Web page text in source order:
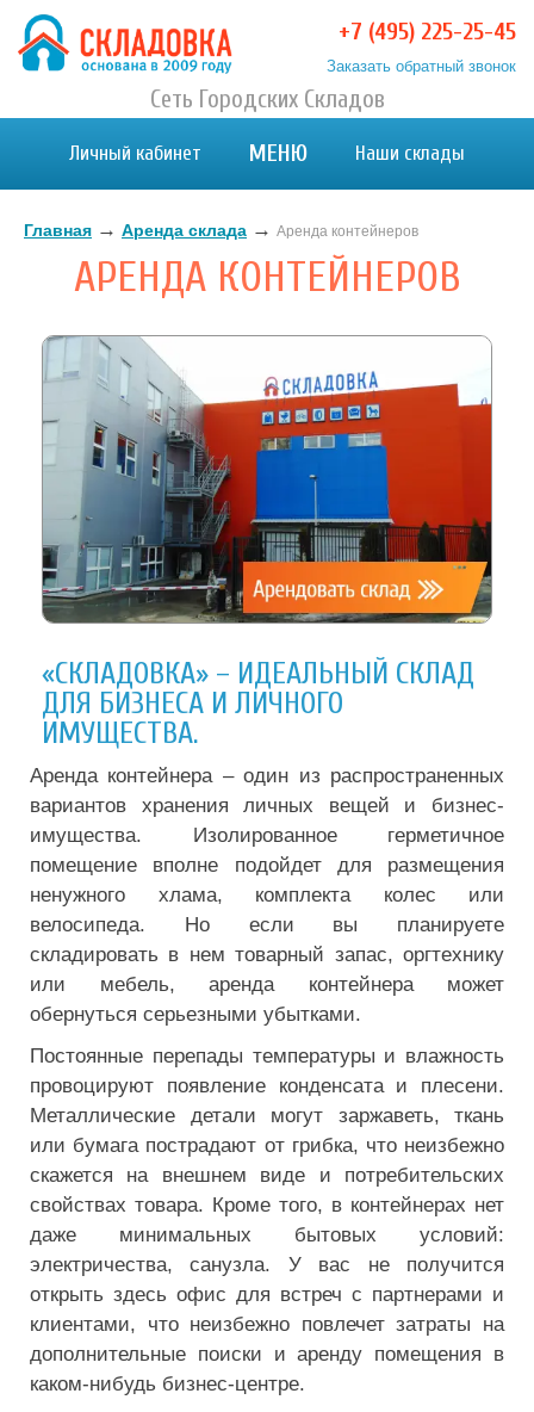
Хранение вещей в Москве и МО. Склад временного
Хранение вещей в Москве и МО. Склад временного хранения. Складовка
+7 (495) 225-25-45
Заказать обратный звонок
Сеть Городских Складов
Личный кабинет МЕНЮ Наши склады
Главная → Аренда склада → Аренда контейнеров
АРЕНДА КОНТЕЙНЕРОВ
«СКЛАДОВКА» – ИДЕАЛЬНЫЙ СКЛАД
ДЛЯ БИЗНЕСА И ЛИЧНОГО
ИМУЩЕСТВА.
Аренда контейнера – один из распространенных
вариантов хранения личных вещей и бизнес-
имущества. Изолированное герметичное
помещение вполне подойдет для размещения
ненужного хлама, комплекта колес или
велосипеда. Но если вы планируете
складировать в нем товарный запас, оргтехнику
или мебель, аренда контейнера может
обернуться серьезными убытками.
Постоянные перепады температуры и влажность
провоцируют появление конденсата и плесени.
Металлические детали могут заржаветь, ткань
или бумага пострадают от грибка, что неизбежно
скажется на внешнем виде и потребительских
свойствах товара. Кроме того, в контейнерах нет
даже минимальных бытовых условий:
электричества, санузла. У вас не получится
открыть здесь офис для встреч с партнерами и
клиентами, что неизбежно повлечет затраты на
дополнительные поиски и аренду помещения в
каком-нибудь бизнес-центре.